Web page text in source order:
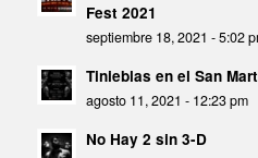
Fest 2021
septiembre 18, 2021 - 5:02
Tinieblas en el San
agosto 11, 2021 - 12:23 pm
No Hay 2 sin 3-D